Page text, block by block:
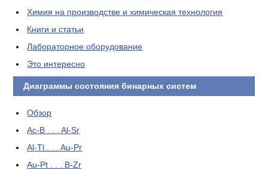
Химия на производстве и химическая технология
Книги и статьи
Лабораторное оборудование
Это интересно
Диаграммы состояния бинарных систем
Обзор
Ac-B . . . Al-Sr
Al-Tl . . . Au-Pr
Au-Pt . . . B-Zr